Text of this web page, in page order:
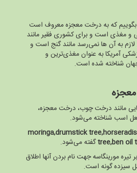
که به درخت معجزه معروف است
و مغذی است و برای کشوری فقیر مانند
لازم به آن ها نمی‌رسد مانند گنج است و
آمریکا به عنوان مغذی‌ترین و
شناخته شده است.
مانند درخت چوب، درخت معجزه،
اسب شناخته می‌شود.
moringa,drumstick
tree,ben oilگفته می‌شود.
تیره مورینگاسه جهت نام بردن آنها اطلاق
سیزده گونه است.